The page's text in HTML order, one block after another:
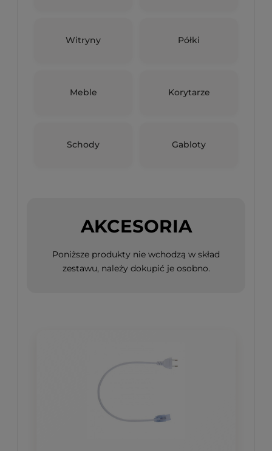
Witryny Półki
Meble Korytarze
Schody Gabloty
AKCESORIA
Poniższe produkty nie wchodzą w skład
zestawu, należy dokupić je osobno.